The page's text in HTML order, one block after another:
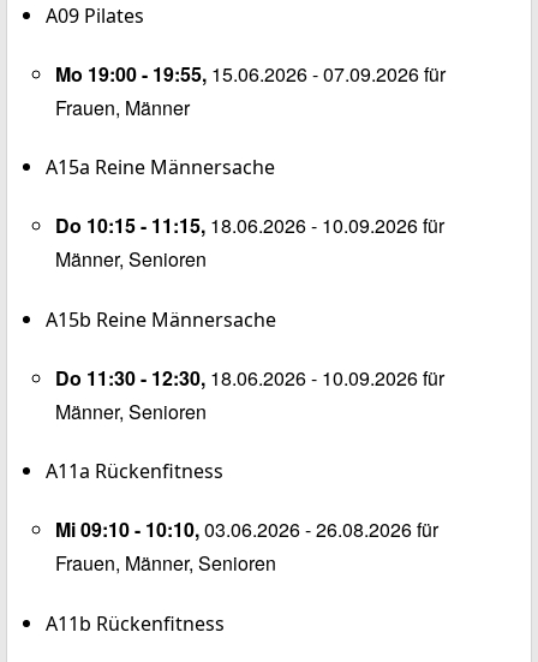
A09 Pilates
Mo 19:00 - 19:55, 15.06.2026 - 07.09.2026 für
Frauen, Männer
A15a Reine Männersache
Do 10:15 - 11:15, 18.06.2026 - 10.09.2026 für
Männer, Senioren
A15b Reine Männersache
Do 11:30 - 12:30, 18.06.2026 - 10.09.2026 für
Männer, Senioren
A11a Rückenfitness
Mi 09:10 - 10:10,03.06.2026 - 26.08.2026 für
Frauen, Männer, Senioren
A11b Rückenfitness